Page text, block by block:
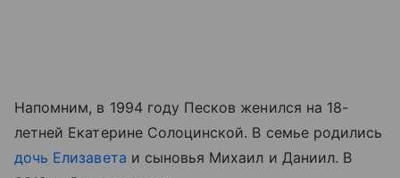
Напомним, в 1994 году Песков женился на 18-
летней Екатерине Солоцинской. В семье родились
дочь Елизавета и сыновья Михаил и Даниил. В